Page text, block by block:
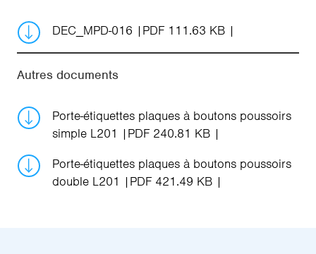
DEC_MPD-016 PDF 111.63 KB
Autres documents
Porte-étiquettes plaques à boutons poussoirs
simple L201
PDF 240.81 KB
Porte-étiquettes plaques à boutons poussoirs
double L201
PDF 421.49 KB